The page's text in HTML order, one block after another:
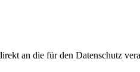
an die für den Datenschutz